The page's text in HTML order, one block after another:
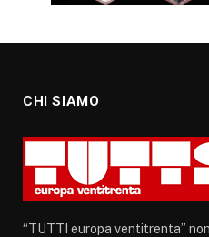
CHI SIAMO
“TUTTI europa ventitrenta”